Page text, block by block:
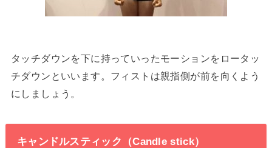
タッチダウンを下に持っていったモーションをロータッ
チダウンといいます。フィストは親指側が前を向くよう
にしましょう。
キャンドルスティック（Candle stick）